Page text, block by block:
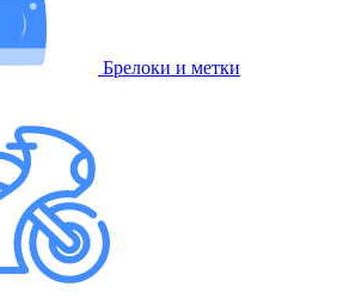
Брелоки и метки